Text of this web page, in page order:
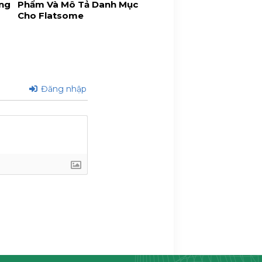
'|</span>
(get_the_ID
width="100px"
Phẩm Và Mô Tả Danh Mục
Cho Flatsome
Đăng nhập